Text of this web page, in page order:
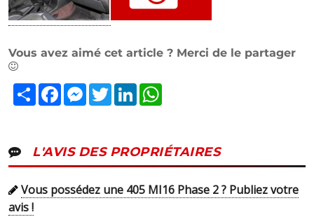
Vous avez aimé cet article ? Merci de le partager
PartagerFacebookMessenger
TwitterLinkedIn
L'AVIS DES PROPRIÉTAIRES
Vous possédez une 405 MI16 Phase 2 ? Publiez votre
avis !